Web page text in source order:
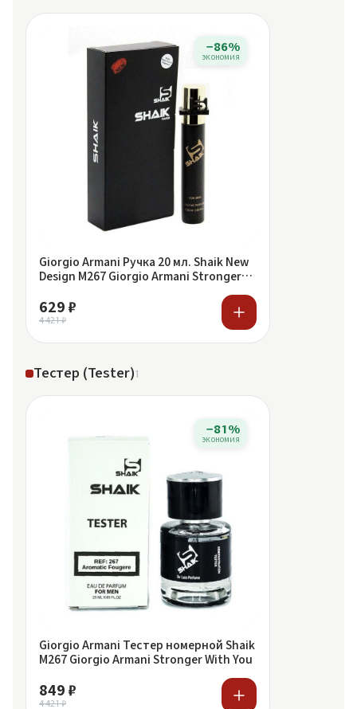
−86%
экономия
Giorgio Armani Ручка 20 мл. Shaik New
Design M267 Giorgio Armani Stronger
629 ₽
4 421 ₽
Тестер (Tester)1
−81%
экономия
Giorgio Armani Тестер номерной Shaik
M267 Giorgio Armani Stronger With You
849 ₽
4 421 ₽